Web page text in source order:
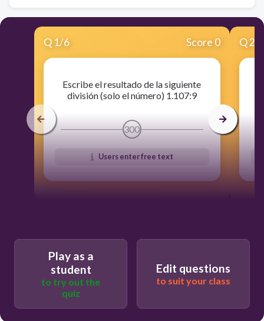
Q 1/6 Score 0
Escribe el resultado de la siguiente
división (solo el número) 1.107:9
300
Users enter free text
Q2
Play as a
student
to try out the
quiz
Edit questions
to suit your class